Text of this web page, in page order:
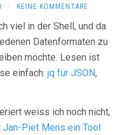
· KEINE KOMMENTARE
viel in der Shell, und da
Datenformaten zu
möchte. Lesen ist
einfach: jq für JSON,
weiss ich noch nicht,
Jan-Piet Mens ein Tool